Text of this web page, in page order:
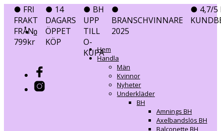
● FRI
FRAKT
FRÅN
799kr
● 14
DAGARS
ÖPPET
KÖP
● BH
UPP
TILL
O-
KUPA
●
BRANSCHVINNARE
2025
● 4,7/5
0
0
Hem
Handla
Män
Kvinnor
Nyheter
Underkläder
BH
Amnings BH
Axelbandslös BH
Balconette BH